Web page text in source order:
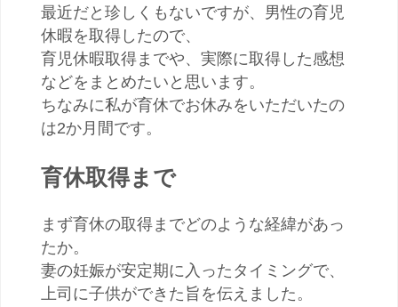
最近だと珍しくもないですが、男性の育児
休暇を取得したので、
育児休暇取得までや、実際に取得した感想
などをまとめたいと思います。
ちなみに私が育休でお休みをいただいたの
は2か月間です。
育休取得まで
まず育休の取得までどのような経緯があっ
たか。
妻の妊娠が安定期に入ったタイミングで、
上司に子供ができた旨を伝えました。